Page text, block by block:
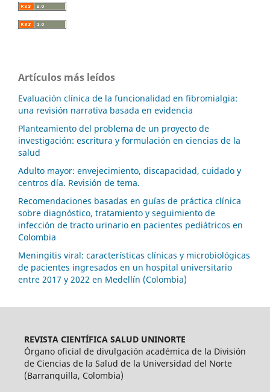
Artículos más leídos
Evaluación clínica de la funcionalidad en fibromialgia:
una revisión narrativa basada en evidencia
Planteamiento del problema de un proyecto de
investigación: escritura y formulación en ciencias de la
salud
Adulto mayor: envejecimiento, discapacidad, cuidado y
centros día. Revisión de tema.
Recomendaciones basadas en guías de práctica clínica
sobre diagnóstico, tratamiento y seguimiento de
infección de tracto urinario en pacientes pediátricos en
Colombia
Meningitis viral: características clínicas y microbiológicas
de pacientes ingresados en un hospital universitario
entre 2017 y 2022 en Medellín (Colombia)
REVISTA CIENTÍFICA SALUD UNINORTE
Órgano oficial de divulgación académica de la División
de Ciencias de la Salud de la Universidad del Norte
(Barranquilla, Colombia)